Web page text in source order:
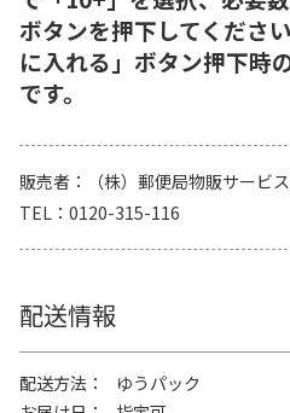
ボタンを押下してくださ
に入れる」ボタン押下時
です。
販売者
（株）郵便局物販サービ
TEL
0120-315-116
配送情報
配送方法
ゆうパック